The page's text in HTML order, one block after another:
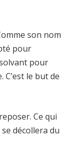
son nom
pour
pour
le but de
Ce qui
décollera du